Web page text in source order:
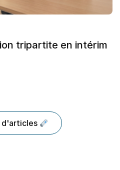
tripartite en intérim
d'articles